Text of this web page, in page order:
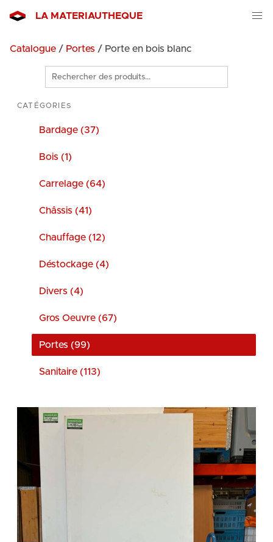
LA MATERIAUTHEQUE
Catalogue / Portes / Porte en bois blanc
Rechercher
des
produits
CATÉGORIES
Bardage (37)
Bois (1)
Carrelage (64)
Châssis (41)
Chauffage (12)
Déstockage (4)
Divers (4)
Gros Oeuvre (67)
Portes (99)
Sanitaire (113)